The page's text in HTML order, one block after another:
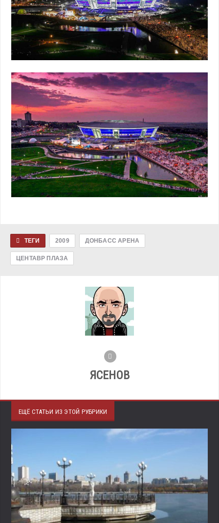
ТЕГИ 2009 ДОНБАСС АРЕНА
ЦЕНТАВР ПЛАЗА
ЯСЕНОВ
ЕЩЁ СТАТЬИ ИЗ ЭТОЙ РУБРИКИ